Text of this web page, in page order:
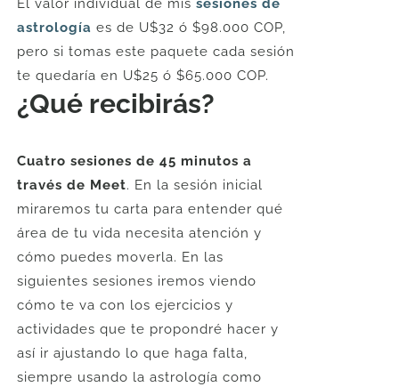
El valor individual de mis sesiones de
astrología es de U$32 ó $98.000 COP,
pero si tomas este paquete cada sesión
te quedaría en U$25 ó $65.000 COP.
¿Qué recibirás?
Cuatro sesiones de 45 minutos a
través de Meet. En la sesión inicial
miraremos tu carta para entender qué
área de tu vida necesita atención y
cómo puedes moverla. En las
siguientes sesiones iremos viendo
cómo te va con los ejercicios y
actividades que te propondré hacer y
así ir ajustando lo que haga falta,
siempre usando la astrología como